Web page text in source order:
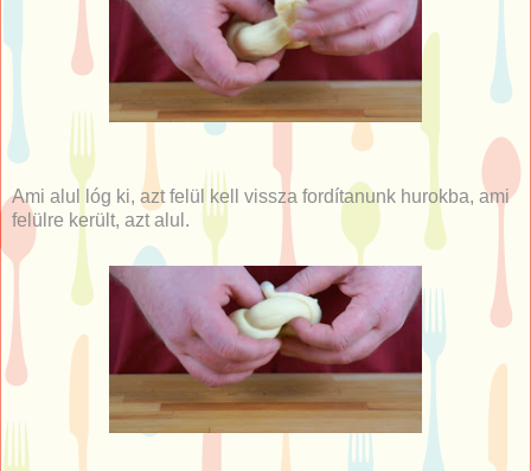
Ami alul lóg ki, azt felül kell vissza fordítanunk hurokba, ami
felülre került, azt alul.